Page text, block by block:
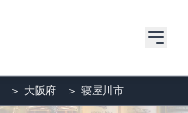
＞ 大阪府 ＞ 寝屋川市